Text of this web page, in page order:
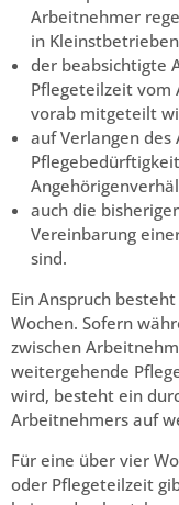
Arbeitnehmer
in
der beabsichtigte
Pflegeteilzeit vom
vorab mitgeteilt
auf Verlangen
auch die
Vereinbarung
sind.
Ein Anspruch
Wochen. Sofern
zwischen
weitergehende
wird, besteht ein
Arbeitnehmers auf
Für eine über vier
oder Pflegeteilzeit